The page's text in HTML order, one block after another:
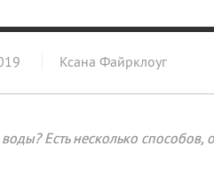
Ксана Файрклоуг
Есть несколько способов,